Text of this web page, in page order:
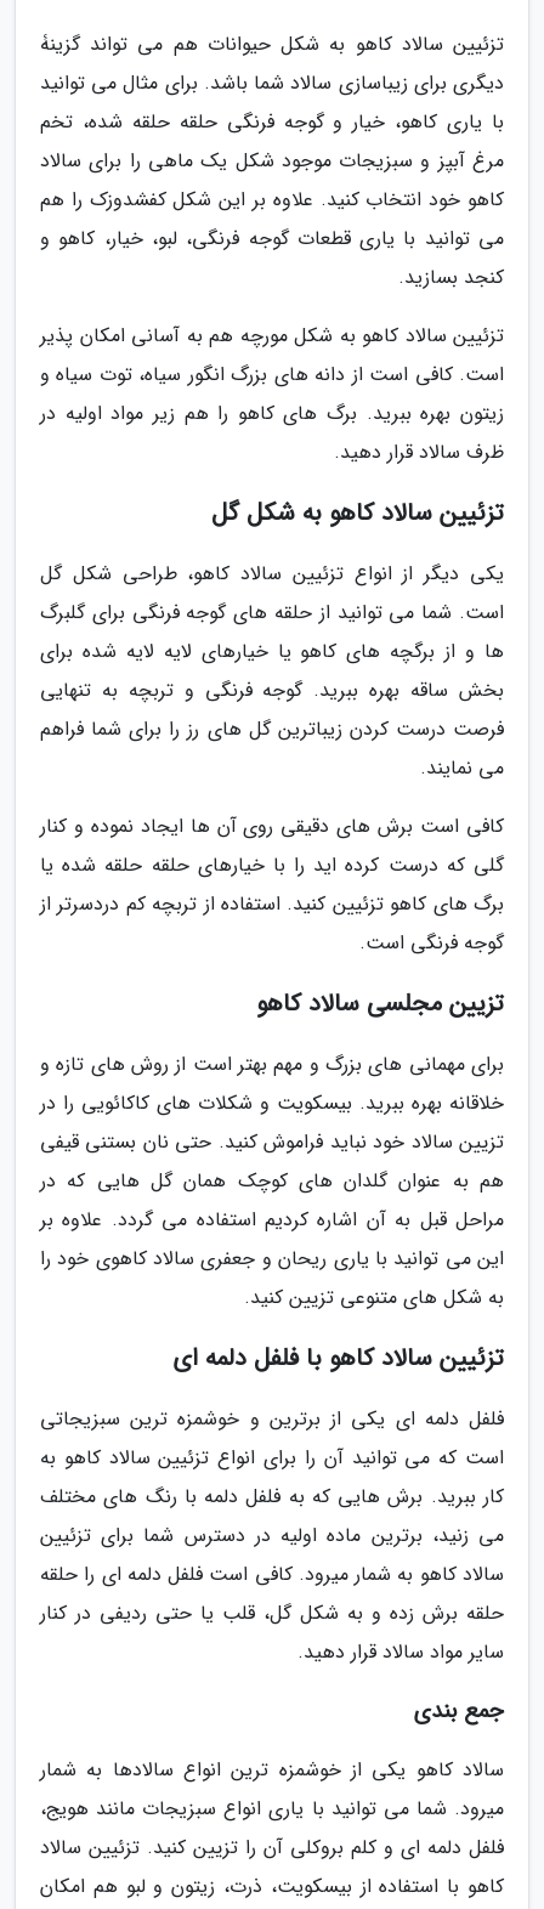
تزئیین سالاد کاهو به شکل حیوانات هم می تواند گزینۀ
دیگری برای زیباسازی سالاد شما باشد. برای مثال می توانید
با یاری کاهو، خیار و گوجه فرنگی حلقه حلقه شده، تخم
مرغ آبپز و سبزیجات موجود شکل یک ماهی را برای سالاد
کاهو خود انتخاب کنید. علاوه بر این شکل کفشدوزک را هم
می توانید با یاری قطعات گوجه فرنگی، لبو، خیار، کاهو و
کنجد بسازید.
تزئیین سالاد کاهو به شکل مورچه هم به آسانی امکان پذیر
است. کافی است از دانه های بزرگ انگور سیاه، توت سیاه و
زیتون بهره ببرید. برگ های کاهو را هم زیر مواد اولیه در
ظرف سالاد قرار دهید.
تزئیین سالاد کاهو به شکل گل
یکی دیگر از انواع تزئیین سالاد کاهو، طراحی شکل گل
است. شما می توانید از حلقه های گوجه فرنگی برای گلبرگ
ها و از برگچه های کاهو یا خیارهای لایه لایه شده برای
بخش ساقه بهره ببرید. گوجه فرنگی و تربچه به تنهایی
فرصت درست کردن زیباترین گل های رز را برای شما فراهم
می نمایند.
کافی است برش های دقیقی روی آن ها ایجاد نموده و کنار
گلی که درست کرده اید را با خیارهای حلقه حلقه شده یا
برگ های کاهو تزئیین کنید. استفاده از تربچه کم دردسرتر از
گوجه فرنگی است.
تزیین مجلسی سالاد کاهو
برای مهمانی های بزرگ و مهم بهتر است از روش های تازه و
خلاقانه بهره ببرید. بیسکویت و شکلات های کاکائویی را در
تزیین سالاد خود نباید فراموش کنید. حتی نان بستنی قیفی
هم به عنوان گلدان های کوچک همان گل هایی که در
مراحل قبل به آن اشاره کردیم استفاده می گردد. علاوه بر
این می توانید با یاری ریحان و جعفری سالاد کاهوی خود را
به شکل های متنوعی تزیین کنید.
تزئیین سالاد کاهو با فلفل دلمه ای
فلفل دلمه ای یکی از برترین و خوشمزه ترین سبزیجاتی
است که می توانید آن را برای انواع تزئیین سالاد کاهو به
کار ببرید. برش هایی که به فلفل دلمه با رنگ های مختلف
می زنید، برترین ماده اولیه در دسترس شما برای تزئیین
سالاد کاهو به شمار میرود. کافی است فلفل دلمه ای را حلقه
حلقه برش زده و به شکل گل، قلب یا حتی ردیفی در کنار
سایر مواد سالاد قرار دهید.
جمع بندی
سالاد کاهو یکی از خوشمزه ترین انواع سالادها به شمار
میرود. شما می توانید با یاری انواع سبزیجات مانند هویج،
فلفل دلمه ای و کلم بروکلی آن را تزیین کنید. تزئیین سالاد
کاهو با استفاده از بیسکویت، ذرت، زیتون و لبو هم امکان